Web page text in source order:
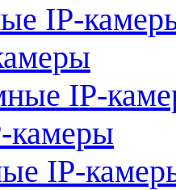
IP-
IP-
IP-